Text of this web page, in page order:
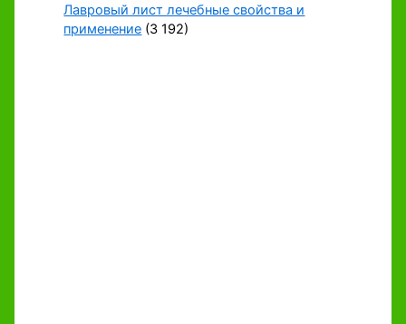
Лавровый лист лечебные свойства и
применение (3 192)